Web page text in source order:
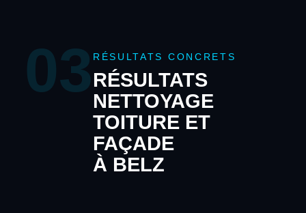
03 RÉSULTATS CONCRETS
RÉSULTATS
NETTOYAGE
TOITURE ET
FAÇADE
À BELZ